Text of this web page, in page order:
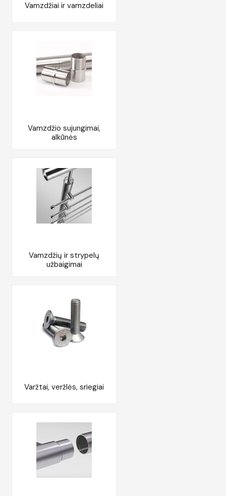
Vamzdžiai ir vamzdeliai
Vamzdžio sujungimai,
alkūnės
Vamzdžių ir strypelų
užbaigimai
Varžtai, veržlės, sriegiai